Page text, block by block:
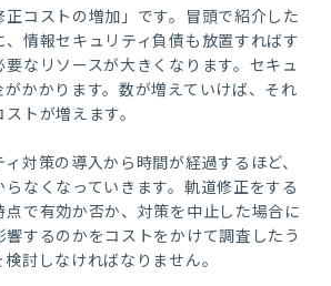
コストの増加」です。冒頭で紹介した
情報セキュリティ負債も放置すればす
なリソースが大きくなります。セキュ
がかかります。数が増えていけば、それ
トが増えます。
対策の導入から時間が経過するほど、
なくなっていきます。軌道修正をする
点で有効か否か、対策を中止した場合に
響するのかをコストをかけて調査したう
討しなければなりません。